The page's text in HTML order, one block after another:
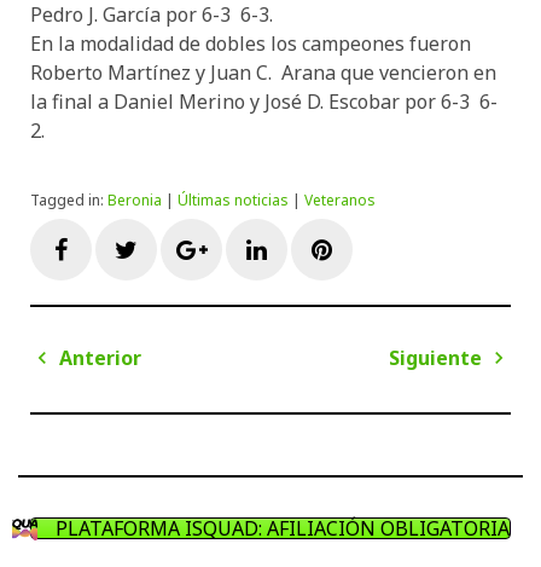
Pedro J. García por 6-3 6-3.
En la modalidad de dobles los campeones fueron
Roberto Martínez y Juan C. Arana que vencieron en
la final a Daniel Merino y José D. Escobar por 6-3 6-
2.
Tagged in: Beronia | Últimas noticias | Veteranos
FacebookTwitterGoogle+LinkedInPinterest
Navegación
entradas
Anterior
Siguiente
PLATAFORMA ISQUAD: AFILIACIÓN OBLIGATORIA